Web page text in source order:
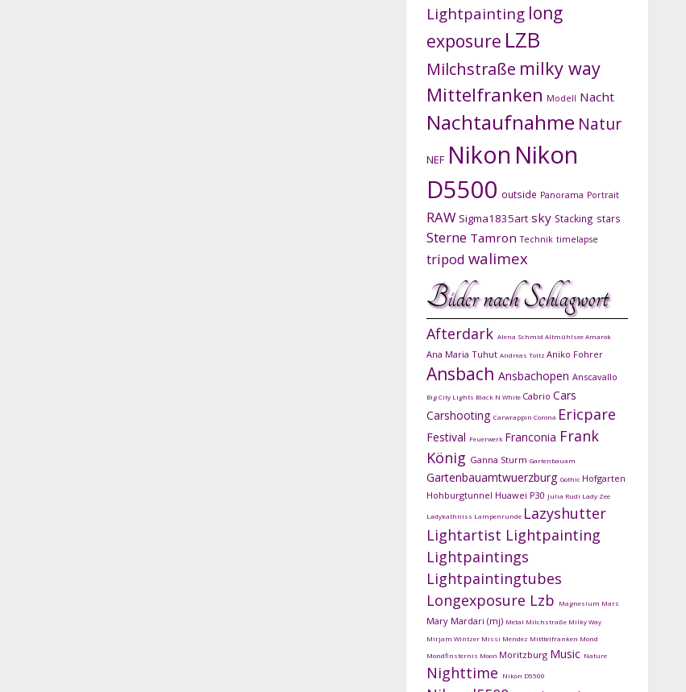
Lightpainting long
exposure LZB
Milchstraße milky way
Mittelfranken Modell Nacht
Nachtaufnahme Natur
NEF Nikon Nikon
D5500 outside Panorama Portrait
RAW Sigma1835art sky Stacking stars
Sterne Tamron Technik timelapse
tripod walimex
Bilder nach Schlagwort
Afterdark Alena Schmid AltmühlseeAmarok
Ana Maria Tuhut Andreas Toltz Aniko Fohrer
Ansbach Ansbachopen Anscavallo
Big City Lights Black N White Cabrio Cars
Carshooting Carwrappin Corona Ericpare
Festival Feuerwerk Franconia Frank
König Ganna Sturm Gartenbauam
Gartenbauamtwuerzburg Gothic Hofgarten
Hohburgtunnel Huawei P30 Julia Rudi Lady Zee
Ladykathniss Lampenrunde Lazyshutter
Lightartist Lightpainting
Lightpaintings
Lightpaintingtubes
Longexposure Lzb Magnesium Mars
Mary Mardari (mj) Metal Milchstraße Milky Way
Mirjam Wintzer Missi Mendez Mitttelfranken Mond
Mondfinsternis Moon Moritzburg Music Nature
Nighttime Nikon D5500